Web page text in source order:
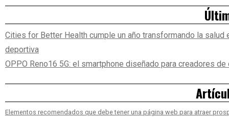
Cities for Better Health cumple un año transformando la salud
deportiva
OPPO Reno16 5G: el smartphone diseñado para creadores de
Elementos recomendados que debe tener una página web para atraer